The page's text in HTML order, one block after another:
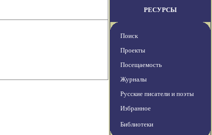
РЕСУРСЫ
Поиск
Проекты
Посещаемость
Журналы
Русские писатели и поэты
Избранное
Библиотеки